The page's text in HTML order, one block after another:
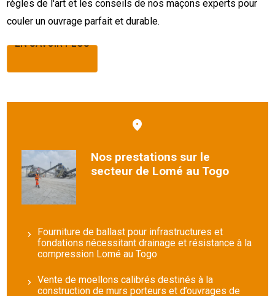
règles de l'art et les conseils de nos maçons experts pour
couler un ouvrage parfait et durable.
EN SAVOIR PLUS
EN SAVOIR PLUS
Nos prestations sur le
secteur de Lomé au Togo
Fourniture de ballast pour infrastructures et
fondations nécessitant drainage et résistance à la
compression Lomé au Togo
Vente de moellons calibrés destinés à la
construction de murs porteurs et d’ouvrages de